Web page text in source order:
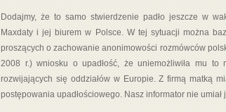
Dodajmy, że to samo stwierdzenie padło jeszcze w
Maxdaty i jej biurem w Polsce. W tej sytuacji można
proszących o zachowanie anonimowości rozmówców
2008 r.) wniosku o upadłość, że uniemożliwiła mu to
rozwijających się oddziałów w Europie. Z firmą matką
postępowania upadłościowego. Nasz informator nie